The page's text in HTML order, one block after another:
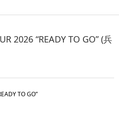
2026 “READY TO GO” (兵
TO GO”